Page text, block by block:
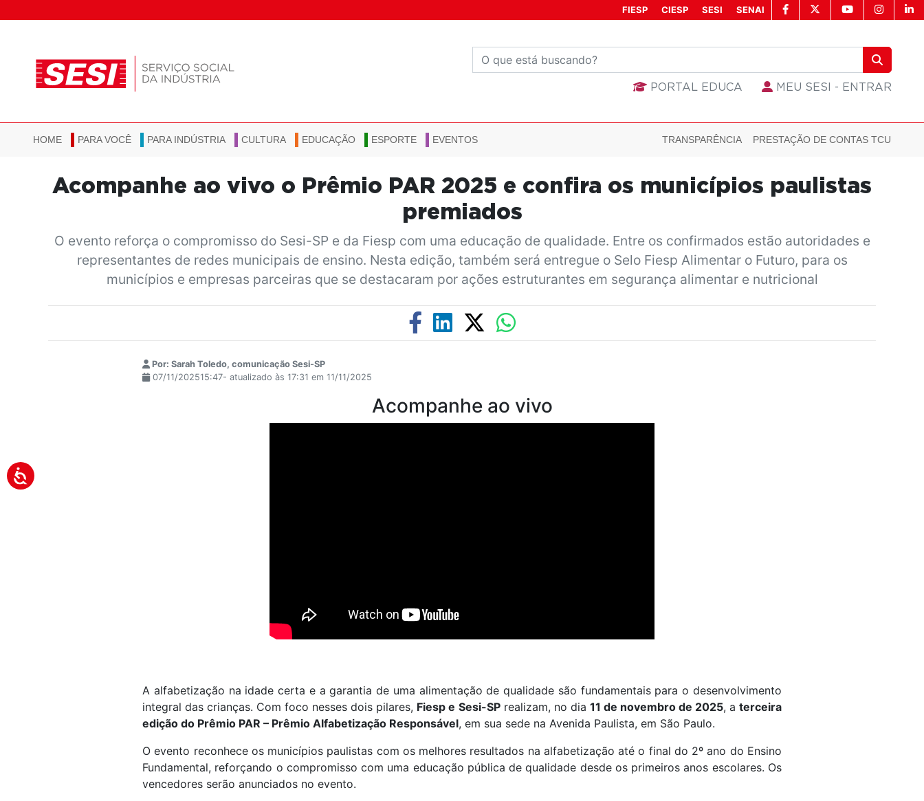
FIESP CIESP SESI SENAI
PORTAL EDUCA MEU SESI - ENTRAR
HOME PARA VOCÊ PARA INDÚSTRIA CULTURA EDUCAÇÃO ESPORTE EVENTOS TRANSPARÊNCIA PRESTAÇÃO DE CONTAS TCU
Acompanhe ao vivo o Prêmio PAR 2025 e confira os municípios paulistas
premiados
O evento reforça o compromisso do Sesi-SP e da Fiesp com uma educação de qualidade. Entre os confirmados estão autoridades e
representantes de redes municipais de ensino. Nesta edição, também será entregue o Selo Fiesp Alimentar o Futuro, para os
municípios e empresas parceiras que se destacaram por ações estruturantes em segurança alimentar e nutricional
Por: Sarah Toledo, comunicação Sesi-SP
07/11/202515:47- atualizado às 17:31 em 11/11/2025
Acompanhe ao vivo
A alfabetização na idade certa e a garantia de uma alimentação de qualidade são fundamentais para o desenvolvimento
integral das crianças. Com foco nesses dois pilares, Fiesp e Sesi-SPrealizam, no dia 11 de novembro de 2025, aterceira
edição do Prêmio PAR – Prêmio Alfabetização Responsável, em sua sede na Avenida Paulista, em São Paulo.
O evento reconhece os municípios paulistas com os melhores resultados na alfabetização até o final do 2º ano do Ensino
Fundamental, reforçando o compromisso com uma educação pública de qualidade desde os primeiros anos escolares. Os
vencedores serão anunciados no evento.